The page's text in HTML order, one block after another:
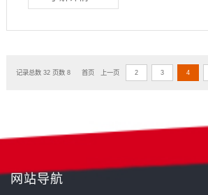
记录总数 32 页数 8 首页 上一页 2 3 4
网站导航